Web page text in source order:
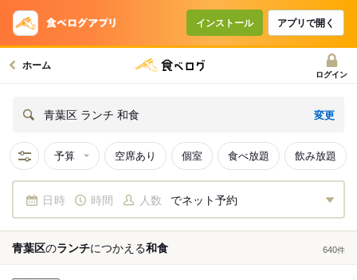
インストール アプリで開く
ホーム
ログイン
青葉区 ランチ 和食 変更
予算 空席あり 個室 食べ放題 飲み放題
日時 時間 人数 でネット予約
青葉区のランチにつかえる和食 640件